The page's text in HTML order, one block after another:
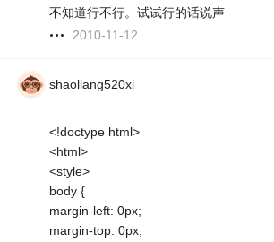
不知道行不行。试试行的话说声
2010-11-12
shaoliang520xi
<!doctype html>
<html>
<style>
body {
margin-left: 0px;
margin-top: 0px;